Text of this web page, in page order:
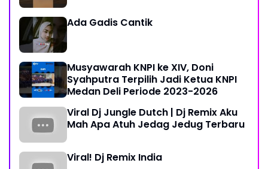
Ada Gadis Cantik
Musyawarah KNPI ke XIV, Doni
Syahputra Terpilih Jadi Ketua KNPI
Medan Deli Periode 2023-2026
Viral Dj Jungle Dutch | Dj Remix Aku
Mah Apa Atuh Jedag Jedug Terbaru
Viral! Dj Remix India